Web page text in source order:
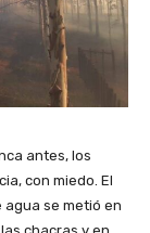
antes, los
con miedo. El
agua se metió en